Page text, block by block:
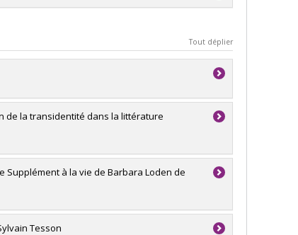
Tout déplier
de la transidentité dans la littérature
Supplément à la vie de Barbara Loden de
Tesson